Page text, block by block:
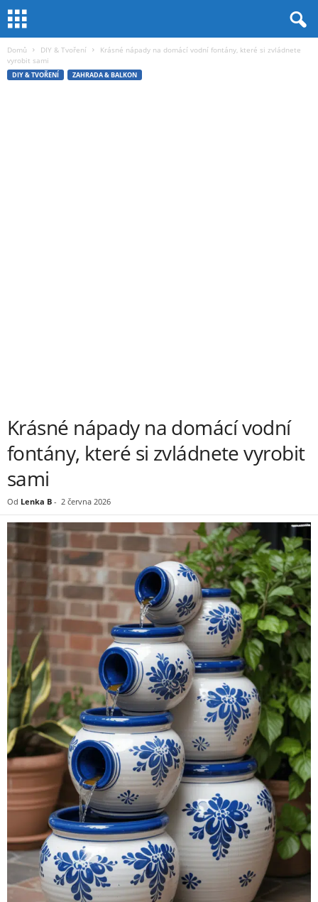
Domů DIY & Tvoření
Krásné nápady na domácí vodní fontány, které si zvládnete
vyrobit sami
DIY & TVOŘENÍ ZAHRADA & BALKON
Krásné nápady na domácí vodní
fontány, které si zvládnete vyrobit
sami
Od Lenka B - 2 června 2026